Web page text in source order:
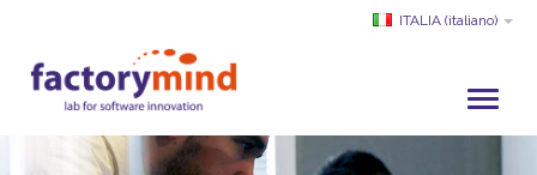
ITALIA (italiano)